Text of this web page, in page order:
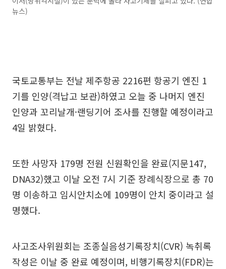
뉴스)
국토교통부는 전날 제주항공 2216편 항공기 엔진 1
기를 인양(격납고 보관)하였고 오늘 중 나머지 엔진
인양과 꼬리날개·랜딩기어 조사를 진행할 예정이라고
4일 밝혔다.
또한 사망자 179명 전원 신원확인을 완료(지문147,
DNA32)했고 이날 오전 7시 기준 장례식장으로 총 70
명 이송하고 임시안치소에 109명이 안치 중이라고 설
명했다.
사고조사위원회는 조종실음성기록장치(CVR) 녹취록
작성은 이날 중 완료 예정이며, 비행기록장치(FDR)는